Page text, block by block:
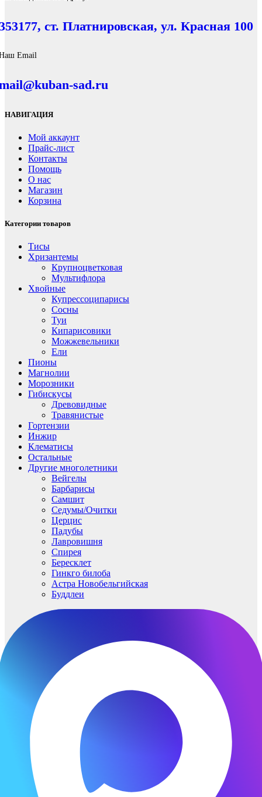
ст. Платнировская, ул. Красная 100
Email
sad.ru
НАВИГАЦИЯ
Мой аккаунт
Прайс-лист
Контакты
Помощь
О нас
Магазин
Корзина
Категории товаров
Тисы
Хризантемы
Крупноцветковая
Мультифлора
Хвойные
Купрессоципарисы
Сосны
Туи
Кипарисовики
Можжевельники
Ели
Пионы
Магнолии
Морозники
Гибискусы
Древовидные
Травянистые
Гортензии
Инжир
Клематисы
Остальные
Другие многолетники
Вейгелы
Барбарисы
Самшит
Седумы/Очитки
Церцис
Падубы
Лавровишня
Спирея
Бересклет
Гинкго билоба
Астра Новобельгийская
Буддлеи